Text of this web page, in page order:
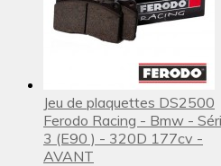
Jeu de plaquettes DS2500
Ferodo Racing - Bmw -
3 (E90 ) - 320D 177cv -
AVANT